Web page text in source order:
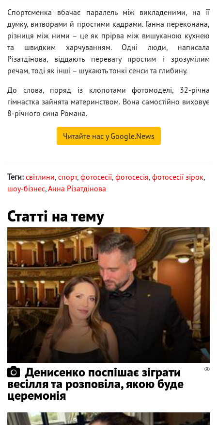
Спортсменка вбачає паралель між викладеними, на її
думку, витворами й простими кадрами. Ганна переконана,
різниця між ними – це як прірва між вишуканою кухнею
та швидким харчуванням. Одні люди, написала
Різатдінова, віддають перевагу простим і зрозумілим
речам, тоді як інші – шукають тонкі сенси та глибину.
До слова, поряд із клопотами фотомоделі, 32-річна
гімнастка зайнята материнством. Вона самостійно виховує
8-річного сина Романа.
Читайте нас у Google.News
Теги: світлини, спорт, фотосесії, фотосесія, фотосесії зірок,
шоу-бізнес,Анна Різатдінова
Статті на тему
Денисенко поспішає зіграти
весілля та розповіла, якою буде
церемонія